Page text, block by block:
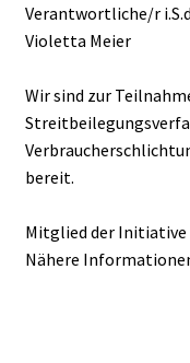
Verantwortliche/r
Violetta Meier
Wir sind zur
bereit.
Mitglied der Initiative
Nähere